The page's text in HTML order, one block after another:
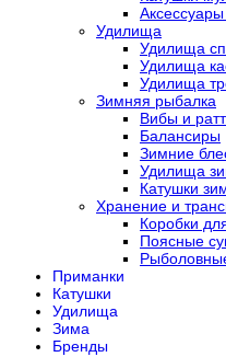
Удилища
Удилища
Удилища
Удилища
Зимняя рыбалка
Вибы и
Балансиры
Зимние
Удилища
Катушки
Хранение и
Коробки
Поясные
Приманки
Катушки
Удилища
Зима
Бренды